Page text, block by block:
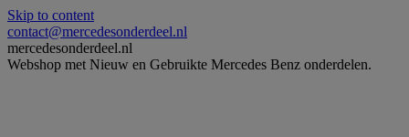
Skip to content
contact@mercedesonderdeel.nl
mercedesonderdeel.nl
Webshop met Nieuw en Gebruikte Mercedes Benz onderdelen.